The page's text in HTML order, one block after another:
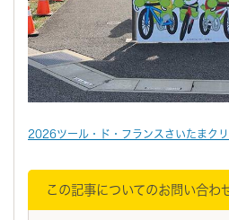
2026ツール・ド・フランスさいたまクリ
この記事についてのお問い合わ